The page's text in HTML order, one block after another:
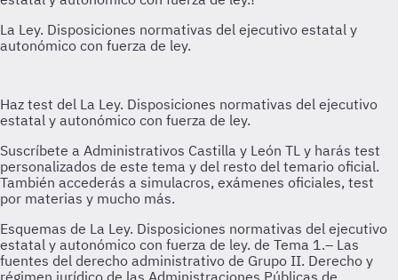
Esquemas de La Ley. Disposiciones normativas del ejecutivo
estatal y autonómico con fuerza de ley. de Tema 1.– Las
fuentes del derecho administrativo de Grupo II. Derecho y
régimen jurídico de las Administraciones Públicas de